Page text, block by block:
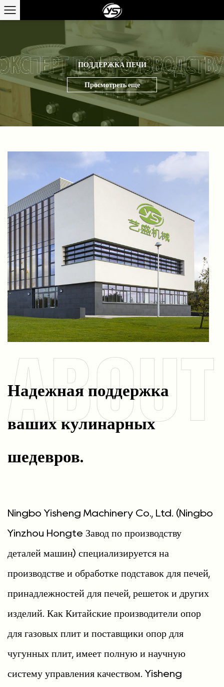
ПОДДЕРЖКА ПЕЧИ
Просмотреть еще
Надежная поддержка
ваших кулинарных
шедевров.
Ningbo Yisheng Machinery Co., Ltd. (Ningbo
Yinzhou Hongte Завод по производству
деталей машин) специализируется на
производстве и обработке подставок для печей,
принадлежностей для печей, решеток и других
изделий. Как Китайские производители опор
для газовых плит и поставщики опор для
чугунных плит , имеет полную и научную
систему управления качеством. Yisheng